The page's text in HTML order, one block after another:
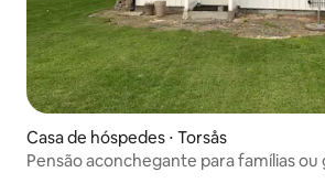
Casa de hóspedes ⋅ Torsås
Pensão aconchegante para famílias ou